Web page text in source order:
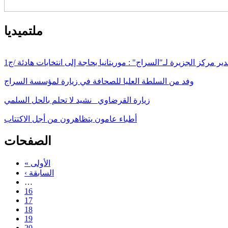
ملتميديا
مركز الجزيرة لـ"السراج" : موريتانيا بحاجة إلى انتخابات هادئة /ج1
وفد من السلطة العليا للصحافة في زيارة لمؤسسة السراج
زيارة القرضاوي_ نشيد لا تحلم بالحل السلمي
أطباء عامون يتظاهرون من أجل الاكتتاب
الصفحات
« الأولى
‹ السابقة
…
16
17
18
19